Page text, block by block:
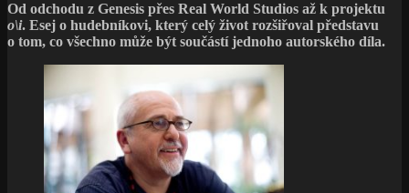
Clayton-
Thomas:
Hlas,
Od odchodu z Genesis přes Real World Studios až k projektu
o\i. Esej o hudebníkovi, který celý život rozšiřoval představu
o tom, co všechno může být součástí jednoho autorského díla.